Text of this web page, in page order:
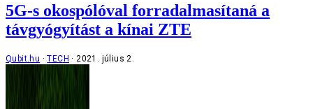
5G-s okospólóval forradalmasítaná a
távgyógyítást a kínai ZTE
Qubit.hu TECH 2021. július 2.